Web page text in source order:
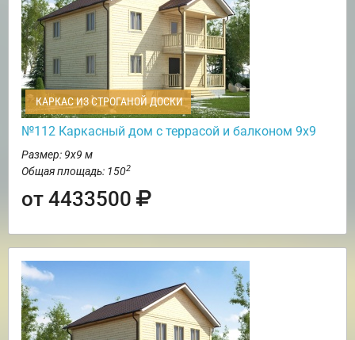
КАРКАС ИЗ СТРОГАНОЙ ДОСКИ
№112 Каркасный дом с террасой и балконом 9х9
Размер: 9х9 м
Общая площадь: 1502
от 4433500